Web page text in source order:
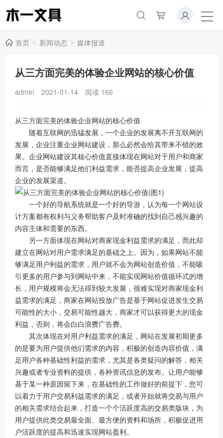
首页 新闻动态 媒体报道
从三方面完美的体验企业网站的核心价值
admin 2021-01-14 阅读 166
从三方面完美的体验企业网站的核心价值
随着互联网的迅猛发展，一个企业的发展离不开互联网的
发展，企业注重企业网站建设，那么必然会给其带来不错的效
果。企业网站建设其核心价值直接体现在网站对于用户和商家
而言，是否能够满足他们利益需求，能否提高企业发展，提高
企业的发展渠道。
一个好的导航系统就是一个好的导游，认为每一个网站设
计方案都有权利与义务帮助客户及时准确的找到自己感兴趣的
内容主体和需要的东西。
另一方面体现在网站对商家现金利益需求的满足，而此却
建立在网站对用户需求满足的基础之上。因为，如果网站不能
够满足用户利益的需求，用户就不会为网站创造价值，不能吸
引更多的用户参与到网站中来，不能实现网站价值循环式的增
长，用户规模将会无法得到较大发展，很难实现对商家现金利
益需求的满足，商家在网站投放广告是基于网站促进发生交易
可能性的大小，交易可能性越大，商家才可以获得更大的现金
利益，否则，将会白白浪费广告费。
其次体现在对用户利益需求的满足，网站在发展初期更多
的是要为用户提供他们需求的内容，积极的创造内容价值，满
足用户各种基础性利益的需求，尤其是各类疑问的解答，相关
兴趣或者专业资料的提供，各种资讯信息的发布。让用户能够
基于某一种原因留下来，在基础性的工作做好的前提下，您可
以着力于用户交易利益需求的满足，或者开始就将交易与用户
的相关需求结合起来，打造一个个活跃度高的交易类版块，为
用户提供此类交易最全面、最方便的资料和场所，积极促进用
户活跃度的提高和迅速实现网站盈利。